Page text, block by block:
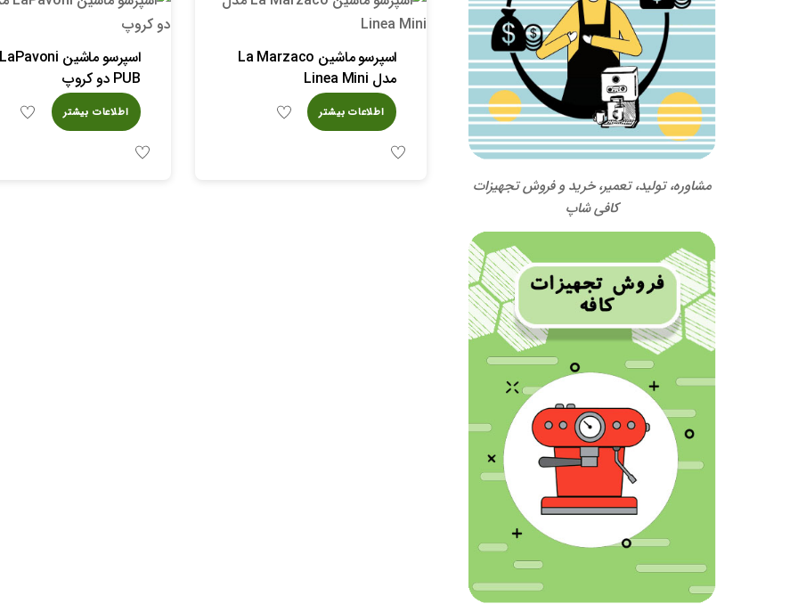
اسپرسو ماشین La Marzaco
مدل Linea Mini
اطلاعات بیشتر
PUB دو کروپ
اطلاعات بیشتر
مشاوره، تولید، تعمیر، خرید و فروش تجهیزات
کافی شاپ